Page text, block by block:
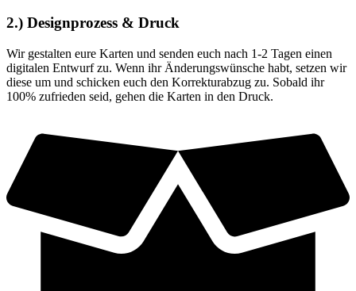
2.) Designprozess & Druck
Wir gestalten eure Karten und senden euch nach 1-2 Tagen einen
digitalen Entwurf zu. Wenn ihr Änderungswünsche habt, setzen wir
diese um und schicken euch den Korrekturabzug zu. Sobald ihr
100% zufrieden seid, gehen die Karten in den Druck.